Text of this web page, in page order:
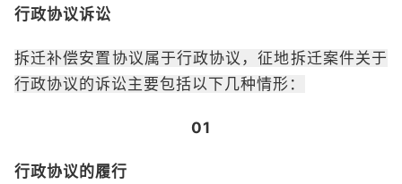
行政协议诉讼
拆迁补偿安置协议属于行政协议，征地拆迁案件关于
行政协议的诉讼主要包括以下几种情形：
01
行政协议的履行